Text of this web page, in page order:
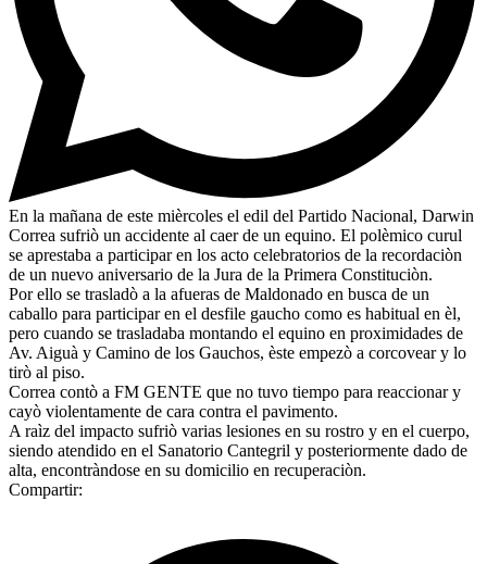
En la mañana de este mièrcoles el edil del Partido Nacional, Darwin
Correa sufriò un accidente al caer de un equino. El polèmico curul
se aprestaba a participar en los acto celebratorios de la recordaciòn
de un nuevo aniversario de la Jura de la Primera Constituciòn.
Por ello se trasladò a la afueras de Maldonado en busca de un
caballo para participar en el desfile gaucho como es habitual en èl,
pero cuando se trasladaba montando el equino en proximidades de
Av. Aiguà y Camino de los Gauchos, èste empezò a corcovear y lo
tirò al piso.
Correa contò a FM GENTE que no tuvo tiempo para reaccionar y
cayò violentamente de cara contra el pavimento.
A raìz del impacto sufriò varias lesiones en su rostro y en el cuerpo,
siendo atendido en el Sanatorio Cantegril y posteriormente dado de
alta, encontràndose en su domicilio en recuperaciòn.
Compartir: